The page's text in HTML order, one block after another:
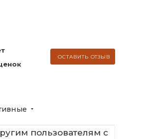
ОСТАВИТЬ ОТЗЫВ
пользователям с